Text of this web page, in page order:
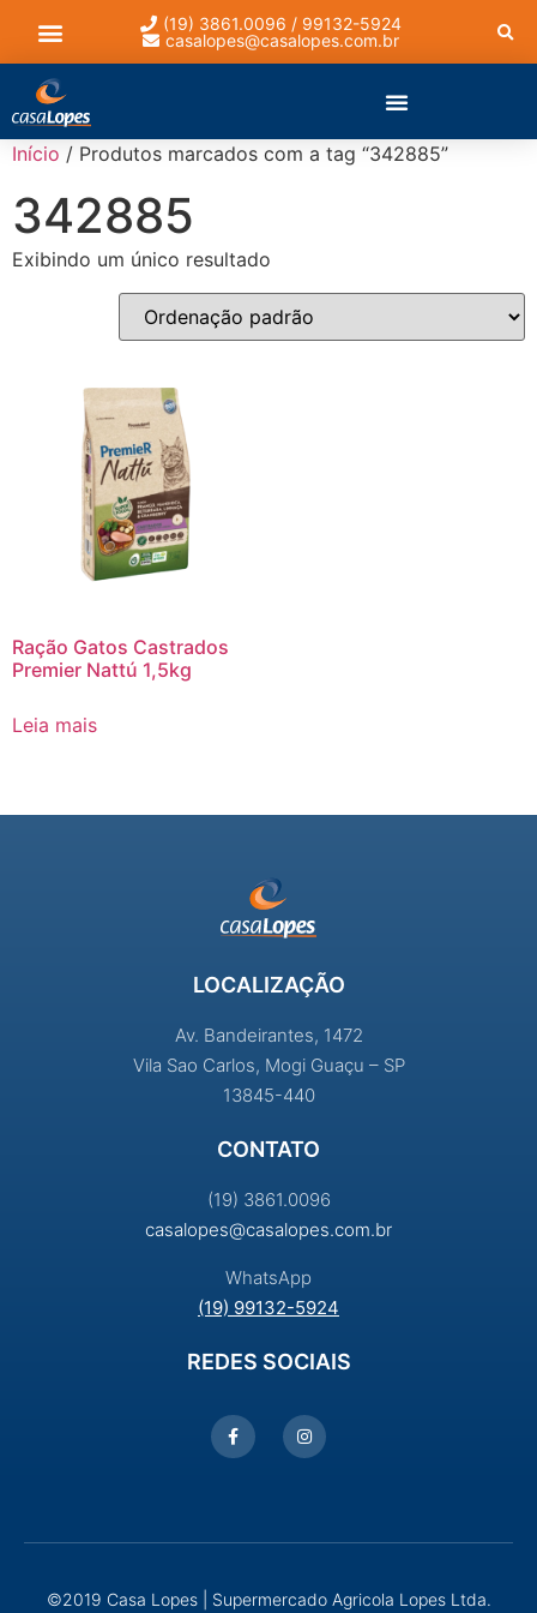
(19) 3861.0096 / 99132-5924
casalopes@casalopes.com.br
Início / Produtos marcados com a tag “342885”
342885
Exibindo um único resultado
Ração Gatos Castrados
Premier Nattú 1,5kg
Leia mais
LOCALIZAÇÃO
Av. Bandeirantes, 1472
Vila Sao Carlos, Mogi Guaçu – SP
13845-440
CONTATO
(19) 3861.0096
casalopes@casalopes.com.br
WhatsApp
(19) 99132-5924
REDES SOCIAIS
©2019 Casa Lopes | Supermercado Agricola Lopes Ltda.